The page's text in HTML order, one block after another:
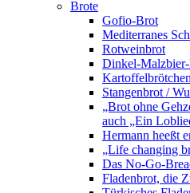
Brote
Gofio-Brot
Mediterranes
Rotweinbrot
Dinkel-
Kartoffelbrötchen
Stangenbrot /
„Brot ohne
auch „Ein
Hermann heeßt
„Life changing
Das No-Go-
Fladenbrot, die